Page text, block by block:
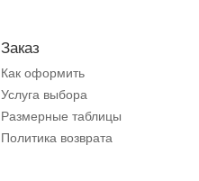
Заказ
Как оформить
Услуга выбора
Размерные таблицы
Политика возврата